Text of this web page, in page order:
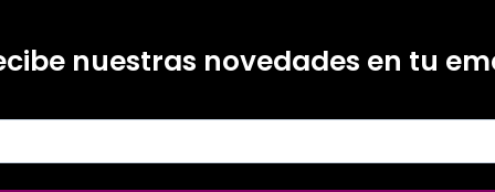
nuestras novedades en tu